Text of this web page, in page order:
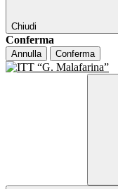
Chiudi
Conferma
Annulla Conferma